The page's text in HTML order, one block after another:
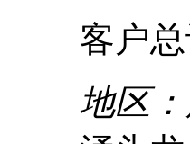
客户总
地区